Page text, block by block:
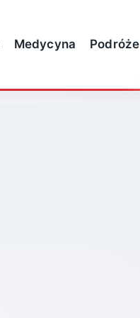
Medycyna Podróże